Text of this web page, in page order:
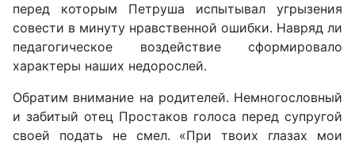
перед которым Петруша испытывал угрызения
совести в минуту нравственной ошибки. Навряд ли
педагогическое воздействие сформировало
характеры наших недорослей.
Обратим внимание на родителей. Немногословный
и забитый отец Простаков голоса перед супругой
своей подать не смел. «При твоих глазах мои